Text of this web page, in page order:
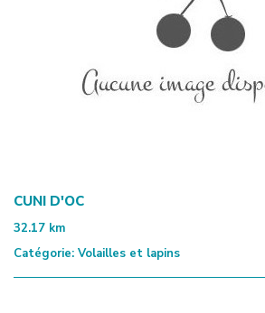
CUNI D'OC
32.17 km
Catégorie: Volailles et lapins